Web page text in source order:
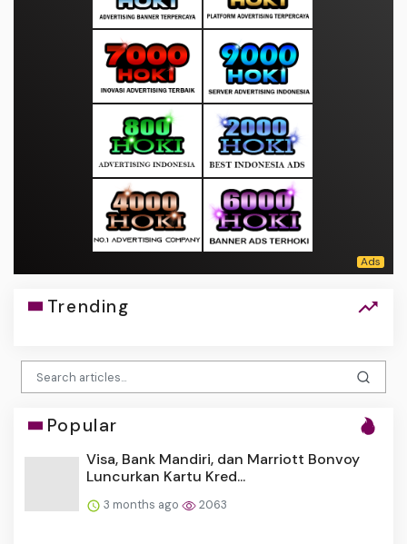
Trending
Popular
Visa, Bank Mandiri, dan Marriott Bonvoy
Luncurkan Kartu Kred...
3 months ago 2063